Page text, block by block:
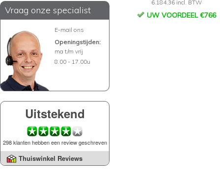
Vraag onze specialist
E-mail ons
Openingstijden:
ma t/m vrij
8.00 - 17.00u
Uitstekend
298 klanten hebben een review geschreven
Thuiswinkel Reviews
6.184,36 incl. BTW
UW VOORDEEL €766